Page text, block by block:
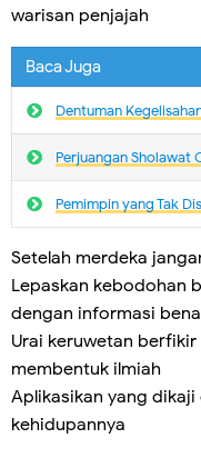
warisan penjajah
Baca Juga
Dentuman
Perjuangan Sholawat
Pemimpin yang Tak
Setelah merdeka
Lepaskan kebodohan
dengan informasi
Urai keruwetan
membentuk ilmiah
Aplikasikan yang
kehidupannya